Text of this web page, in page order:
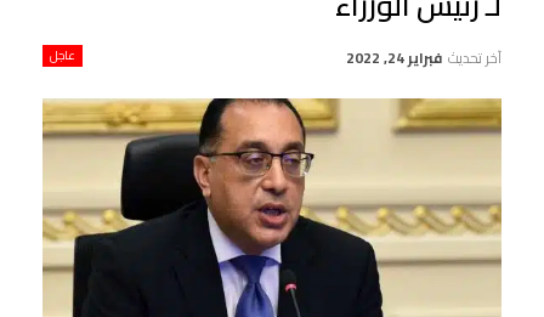
عاجل آخر تحديث فبراير 24, 2022